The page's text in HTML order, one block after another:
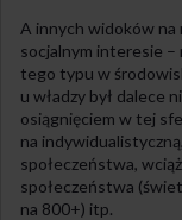
A innych widoków
socjalnym interesie –
tego typu w
u władzy był dalece
osiągnięciem w tej
na
społeczeństwa,
społeczeństwa
na 800+) itp.